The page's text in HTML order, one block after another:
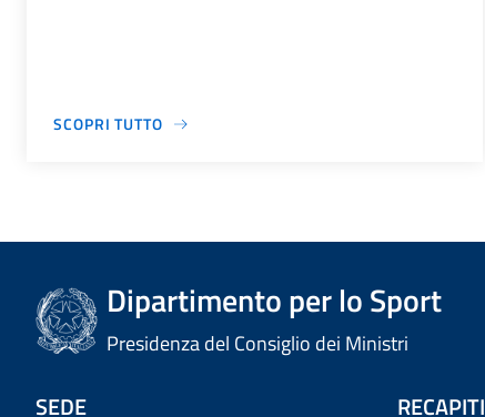
SCOPRI TUTTO
Dipartimento per lo Sport
Presidenza del Consiglio dei Ministri
SEDE RECAPITI